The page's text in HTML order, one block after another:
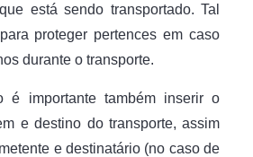
está sendo transportado. Tal
proteger pertences em caso
durante o transporte.
é importante também inserir o
e destino do transporte, assim
e destinatário (no caso de